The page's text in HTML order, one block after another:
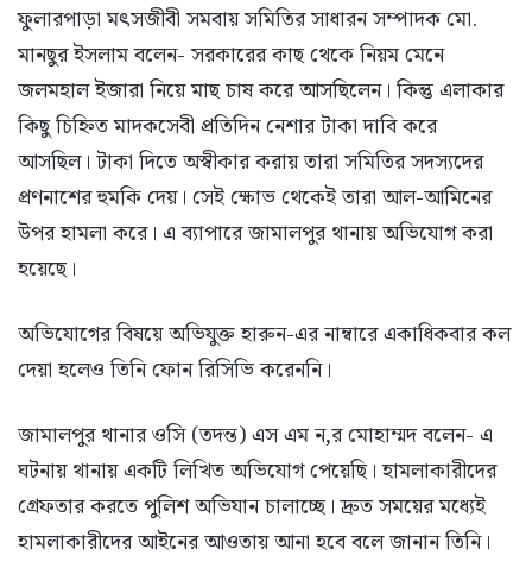
ফুলারপাড়া মৎসজীবী সমবায় সমিতির সাধারন সম্পাদক মো.
মানছুর ইসলাম বলেন- সরকারের কাছ থেকে নিয়ম মেনে
জলমহাল ইজারা নিয়ে মাছ চাষ করে আসছিলেন। কিন্তু এলাকার
কিছু চিহ্নিত মাদকসেবী প্রতিদিন নেশার টাকা দাবি করে
আসছিল। টাকা দিতে অস্বীকার করায় তারা সমিতির সদস্যদের
প্রণনাশের হুমকি দেয়। সেই ক্ষোভ থেকেই তারা আল-আমিনের
উপর হামলা করে। এ ব্যাপারে জামালপুর থানায় অভিযোগ করা
হয়েছে।
অভিযোগের বিষয়ে অভিযুক্ত হারুন-এর নাম্বারে একাধিকবার কল
দেয়া হলেও তিনি ফোন রিসিভি করেননি।
জামালপুর থানার ওসি (তদন্ত) এস এম ন‚র মোহাম্মদ বলেন- এ
ঘটনায় থানায় একটি লিখিত অভিযোগ পেয়েছি। হামলাকারীদের
গ্রেফতার করতে পুলিশ অভিযান চালাচ্ছে। দ্রুত সময়ের মধ্যেই
হামলাকারীদের আইনের আওতায় আনা হবে বলে জানান তিনি।